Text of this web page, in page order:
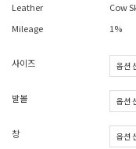
Leather
Cow
Mileage
1%
사이즈
발볼
창